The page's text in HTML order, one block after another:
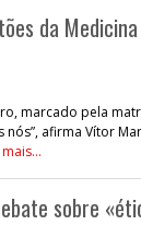
da
marcado pela
afirma Vítor
sobre